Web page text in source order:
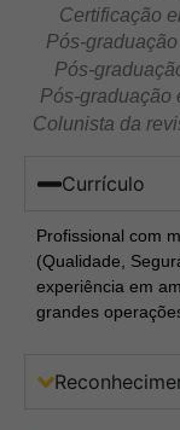
Certificação
Pós-
Pós-
Pós-graduação
Colunista da
Currículo
Profissional com
(Qualidade,
experiência em
grandes